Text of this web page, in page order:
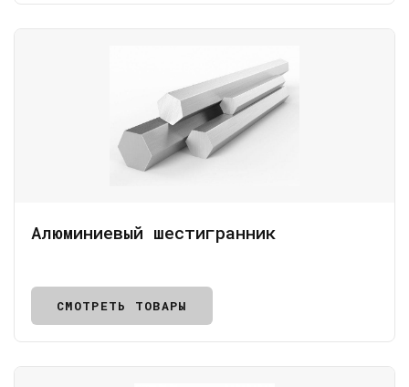
Алюминиевый шестигранник
СМОТРЕТЬ ТОВАРЫ